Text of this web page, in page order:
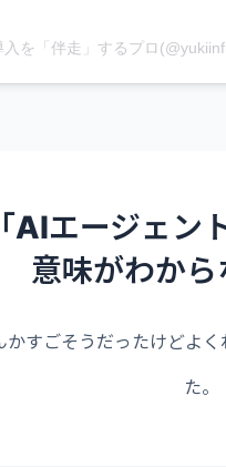
AIエージェン
意味がわか
かすごそうだったけどよ
た。